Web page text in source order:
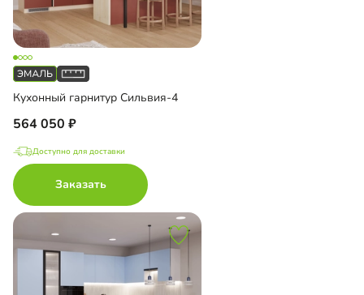
Кухонный гарнитур Сильвия-4
564 050
Доступно для доставки
Заказать